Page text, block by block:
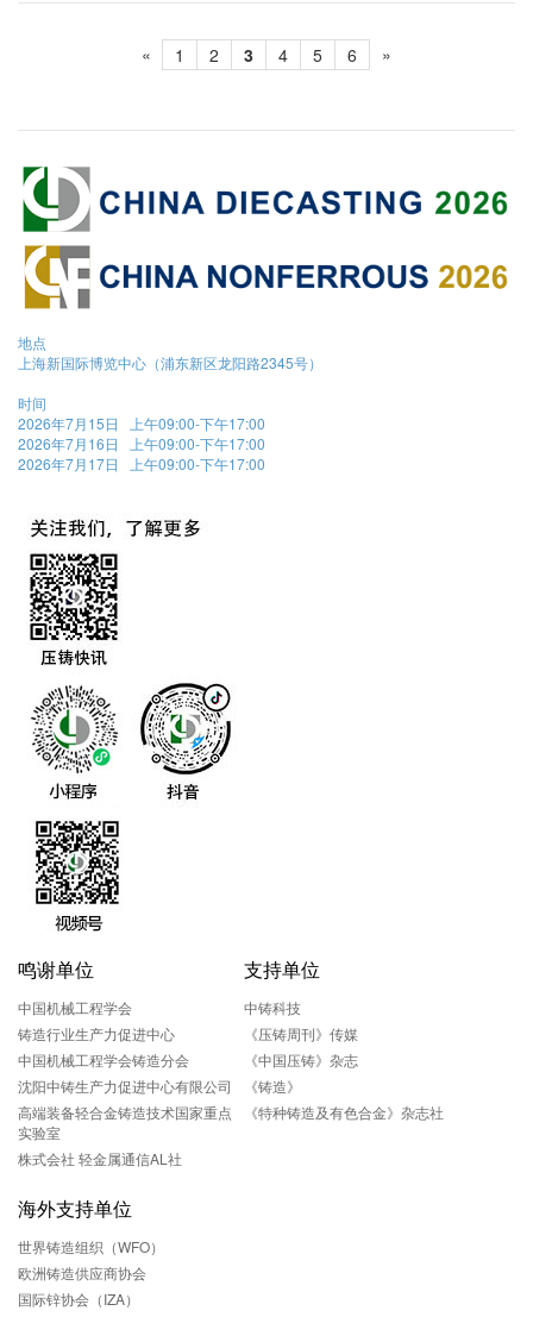
« 1 2 3 4 5 6 »
地点
上海新国际博览中心（浦东新区龙阳路2345号）
时间
2026年7月15日 上午09:00-下午17:00
2026年7月16日 上午09:00-下午17:00
2026年7月17日 上午09:00-下午17:00
鸣谢单位
中国机械工程学会
铸造行业生产力促进中心
中国机械工程学会铸造分会
沈阳中铸生产力促进中心有限公司
高端装备轻合金铸造技术国家重点
实验室
株式会社 轻金属通信AL社
支持单位
中铸科技
《压铸周刊》传媒
《中国压铸》杂志
《铸造》
《特种铸造及有色合金》杂志社
海外支持单位
世界铸造组织（WFO）
欧洲铸造供应商协会
国际锌协会（IZA）